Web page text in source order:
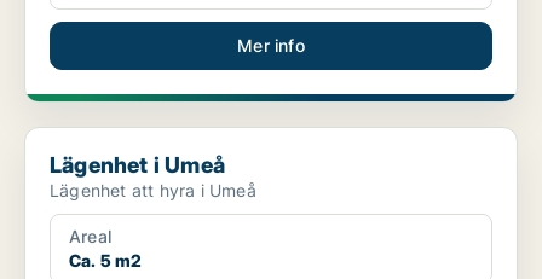
Mer info
Lägenhet i Umeå
Lägenhet i Umeå
Lägenhet att hyra i Umeå
Areal
Ca. 5 m2